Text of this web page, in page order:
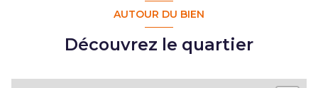
AUTOUR DU BIEN
Découvrez le quartier